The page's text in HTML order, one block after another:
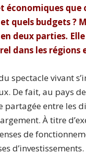
économiques
quels budgets ?
deux parties.
dans les
spectacle vivant
De fait, au pays
partagée entre les
À titre
de
d’investissements.